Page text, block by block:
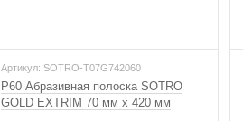
Артикул: SOTRO-T07G742060
P60 Абразивная полоска SOTRO
GOLD EXTRIM 70 мм x 420 мм